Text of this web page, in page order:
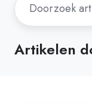
Artikelen